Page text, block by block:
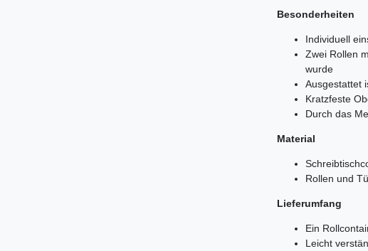
Besonderheiten
Individuell
Zwei Rollen
wurde
Ausgestattet
Kratzfeste
Durch das
Material
Rollen und
Lieferumfang
Ein
Leicht